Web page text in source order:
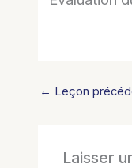
← Leçon
Laisser